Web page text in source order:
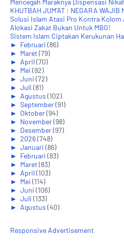
Mencegah Maraknya Dispensasi
KHUTBAH JUM'AT : NEGARA WAJIB
Solusi Islam Atasi Pro Kontra Kolom
Alokasi Zakat Bukan Untuk MBG!
Sistem Islam Ciptakan Kerukunan
► Februari (86)
► Maret(79)
► April(70)
► Mei (92)
► Juni (72)
► Juli (81)
► Agustus (102)
► September(91)
► Oktober(94)
► November(98)
► Desember(97)
► 2026(748)
► Januari (86)
► Februari (83)
► Maret(83)
► April(103)
► Mei (114)
► Juni (106)
► Juli (133)
► Agustus (40)
Responsive Advertisement